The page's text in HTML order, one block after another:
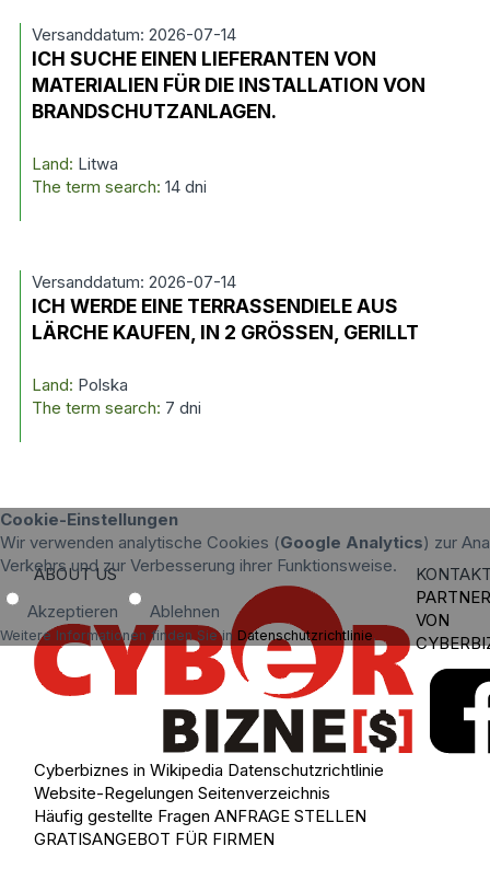
Versanddatum: 2026-07-14
ICH SUCHE EINEN LIEFERANTEN VON
MATERIALIEN FÜR DIE INSTALLATION VON
BRANDSCHUTZANLAGEN.
Land: Litwa
The term search: 14 dni
Versanddatum: 2026-07-14
ICH WERDE EINE TERRASSENDIELE AUS
LÄRCHE KAUFEN, IN 2 GRÖSSEN, GERILLT
Land: Polska
The term search: 7 dni
Cookie-Einstellungen
Wir verwenden analytische Cookies (Google Analytics) zur
Verkehrs und zur Verbesserung ihrer Funktionsweise.
Akzeptieren Ablehnen
Weitere Informationen finden Sie in Datenschutzrichtlinie.
ABOUT US
Cyberbiznes in Wikipedia Datenschutzrichtlinie
Website-Regelungen Seitenverzeichnis
Häufig gestellte Fragen ANFRAGE STELLEN
GRATISANGEBOT FÜR FIRMEN
VON